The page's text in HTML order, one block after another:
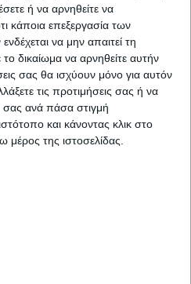
ή να αρνηθείτε να
κάποια επεξεργασία των
να μην απαιτεί τη
δικαίωμα να αρνηθείτε αυτήν
σας θα ισχύουν μόνο για αυτόν
τις προτιμήσεις σας ή να
σας ανά πάσα στιγμή
και κάνοντας κλικ στο
της ιστοσελίδας.
του Έργου
το ΔΣ της ΔΕΥΑΚ
παράτασης μέχρι και
εκσυγχρονισμού των
ύδρευσης των